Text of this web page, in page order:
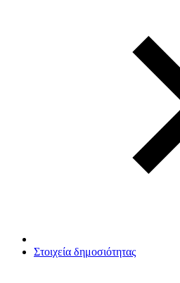
Στοιχεία δημοσιότητας